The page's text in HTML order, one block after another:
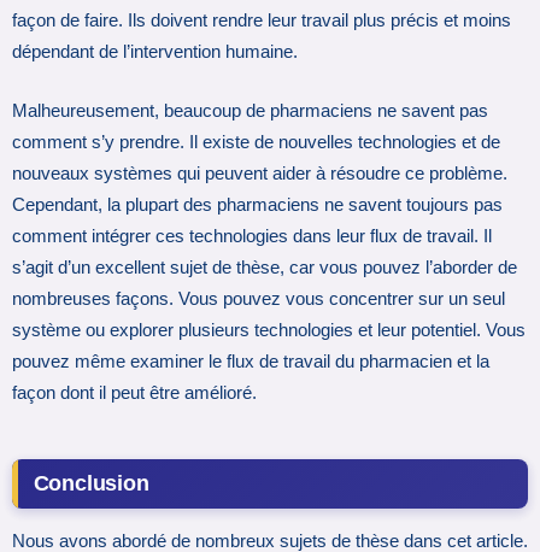
façon de faire. Ils doivent rendre leur travail plus précis et moins
dépendant de l’intervention humaine.
Malheureusement, beaucoup de pharmaciens ne savent pas
comment s’y prendre. Il existe de nouvelles technologies et de
nouveaux systèmes qui peuvent aider à résoudre ce problème.
Cependant, la plupart des pharmaciens ne savent toujours pas
comment intégrer ces technologies dans leur flux de travail. Il
s’agit d’un excellent sujet de thèse, car vous pouvez l’aborder de
nombreuses façons. Vous pouvez vous concentrer sur un seul
système ou explorer plusieurs technologies et leur potentiel. Vous
pouvez même examiner le flux de travail du pharmacien et la
façon dont il peut être amélioré.
Conclusion
Nous avons abordé de nombreux sujets de thèse dans cet article.